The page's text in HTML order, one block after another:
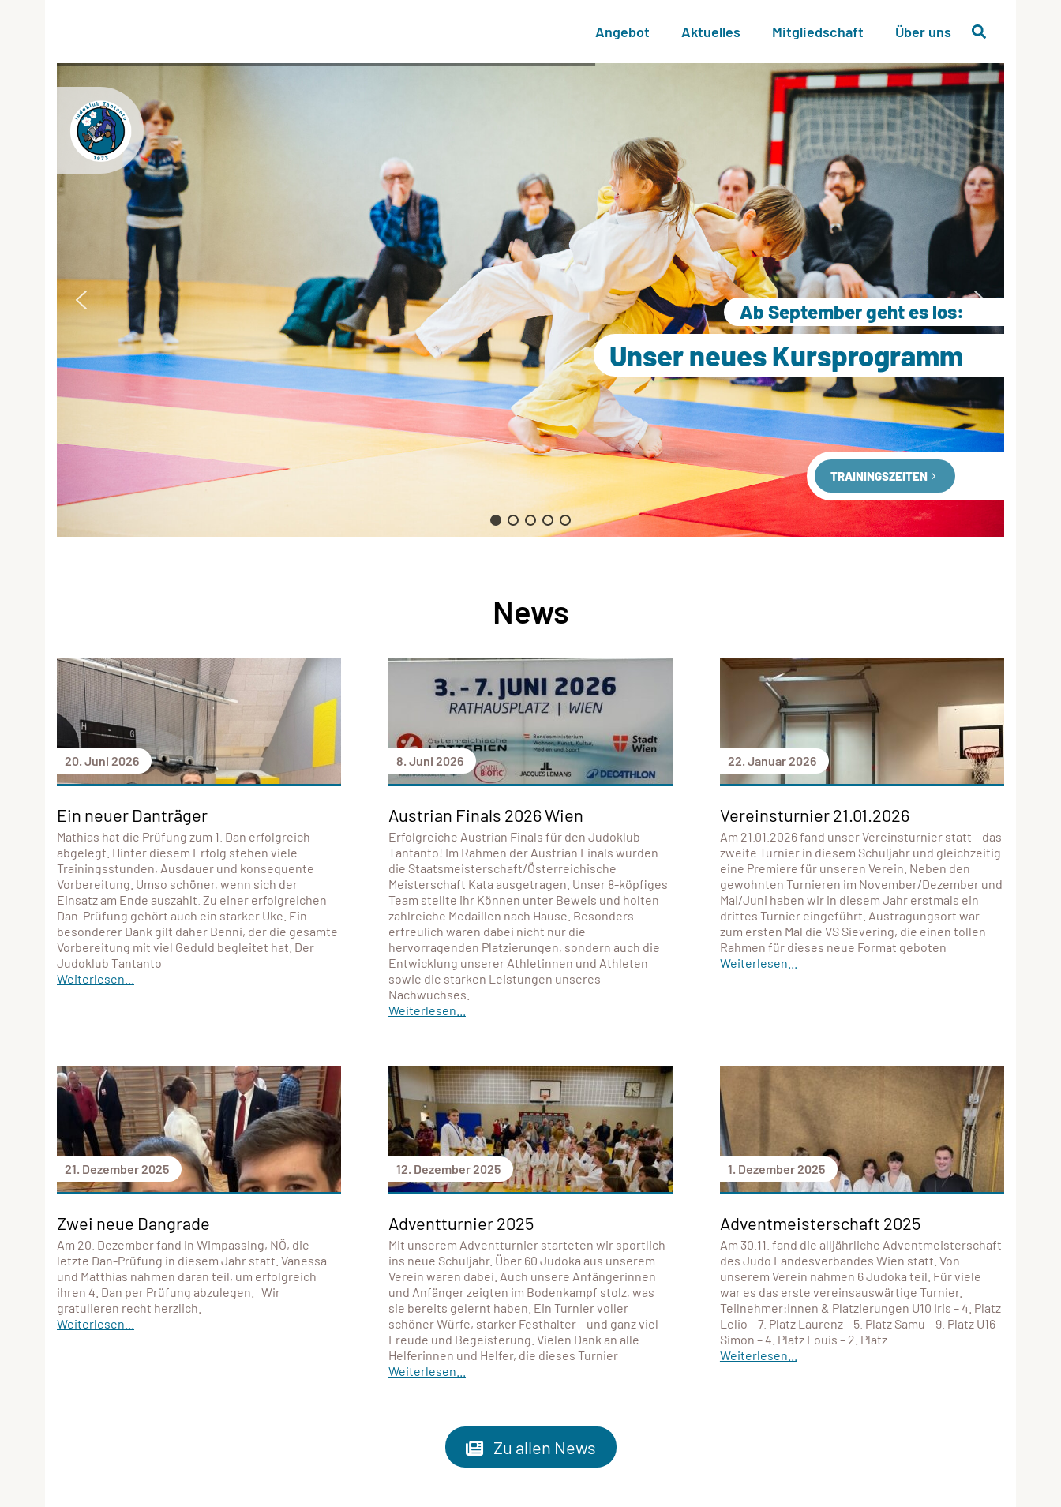
Angebot Aktuelles Mitgliedschaft Über uns
Ab September geht es los:
Unser neues Kursprogramm
TRAININGSZEITEN
News
20. Juni 2026
Ein neuer Danträger
Mathias hat die Prüfung zum 1. Dan erfolgreich
abgelegt. Hinter diesem Erfolg stehen viele
Trainingsstunden, Ausdauer und konsequente
Vorbereitung. Umso schöner, wenn sich der
Einsatz am Ende auszahlt. Zu einer erfolgreichen
Dan-Prüfung gehört auch ein starker Uke. Ein
besonderer Dank gilt daher Benni, der die gesamte
Vorbereitung mit viel Geduld begleitet hat. Der
Judoklub Tantanto
Weiterlesen...
8. Juni 2026
Austrian Finals 2026 Wien
Erfolgreiche Austrian Finals für den Judoklub
Tantanto! Im Rahmen der Austrian Finals wurden
die Staatsmeisterschaft/Österreichische
Meisterschaft Kata ausgetragen. Unser 8-köpfiges
Team stellte ihr Können unter Beweis und holten
zahlreiche Medaillen nach Hause. Besonders
erfreulich waren dabei nicht nur die
hervorragenden Platzierungen, sondern auch die
Entwicklung unserer Athletinnen und Athleten
sowie die starken Leistungen unseres
Nachwuchses.
Weiterlesen...
22. Januar 2026
Vereinsturnier 21.01.2026
Am 21.01.2026 fand unser Vereinsturnier statt – das
zweite Turnier in diesem Schuljahr und gleichzeitig
eine Premiere für unseren Verein. Neben den
gewohnten Turnieren im November/Dezember und
Mai/Juni haben wir in diesem Jahr erstmals ein
drittes Turnier eingeführt. Austragungsort war
zum ersten Mal die VS Sievering, die einen tollen
Rahmen für dieses neue Format geboten
Weiterlesen...
21. Dezember 2025
Zwei neue Dangrade
Am 20. Dezember fand in Wimpassing, NÖ, die
letzte Dan-Prüfung in diesem Jahr statt. Vanessa
und Matthias nahmen daran teil, um erfolgreich
ihren 4. Dan per Prüfung abzulegen. Wir
gratulieren recht herzlich.
Weiterlesen...
12. Dezember 2025
Adventturnier 2025
Mit unserem Adventturnier starteten wir sportlich
ins neue Schuljahr. Über 60 Judoka aus unserem
Verein waren dabei. Auch unsere Anfängerinnen
und Anfänger zeigten im Bodenkampf stolz, was
sie bereits gelernt haben. Ein Turnier voller
schöner Würfe, starker Festhalter – und ganz viel
Freude und Begeisterung. Vielen Dank an alle
Helferinnen und Helfer, die dieses Turnier
Weiterlesen...
1. Dezember 2025
Adventmeisterschaft 2025
Am 30.11. fand die alljährliche Adventmeisterschaft
des Judo Landesverbandes Wien statt. Von
unserem Verein nahmen 6 Judoka teil. Für viele
war es das erste vereinsauswärtige Turnier.
Teilnehmer:innen & Platzierungen U10 Iris – 4. Platz
Lelio – 7. Platz Laurenz – 5. Platz Samu – 9. Platz U16
Simon – 4. Platz Louis – 2. Platz
Weiterlesen...
Zu allen News